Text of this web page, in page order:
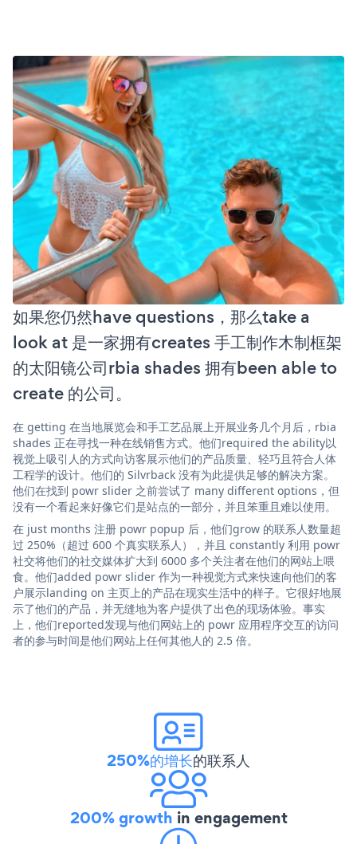
如果您仍然have questions，那么take a
look at 是一家拥有creates 手工制作木制框架
的太阳镜公司rbia shades 拥有been able to
create 的公司。
在 getting 在当地展览会和手工艺品展上开展业务几个月后，rbia
shades 正在寻找一种在线销售方式。他们required the ability以
视觉上吸引人的方式向访客展示他们的产品质量、轻巧且符合人体
工程学的设计。他们的 Silvrback 没有为此提供足够的解决方案。
他们在找到 powr slider 之前尝试了 many different options，但
没有一个看起来好像它们是站点的一部分，并且笨重且难以使用。
在 just months 注册 powr popup 后，他们grow 的联系人数量超
过 250%（超过 600 个真实联系人），并且 constantly 利用 powr
社交将他们的社交媒体扩大到 6000 多个关注者在他们的网站上喂
食。他们added powr slider 作为一种视觉方式来快速向他们的客
户展示landing on 主页上的产品在现实生活中的样子。它很好地展
示了他们的产品，并无缝地为客户提供了出色的现场体验。事实
上，他们reported发现与他们网站上的 powr 应用程序交互的访问
者的参与时间是他们网站上任何其他人的 2.5 倍。
250%的增长的联系人
200% growth in engagement